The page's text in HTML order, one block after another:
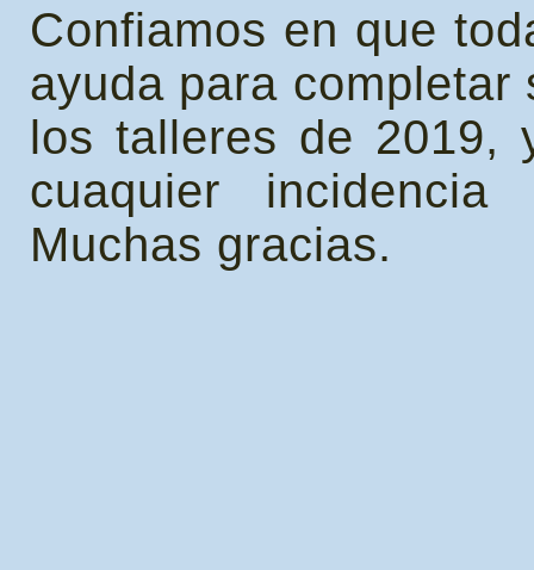
Confiamos en que
ayuda para
los talleres de 2019,
cuaquier
Muchas gracias.